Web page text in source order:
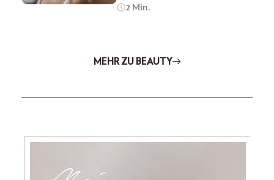
2 Min.
MEHR ZU BEAUTY